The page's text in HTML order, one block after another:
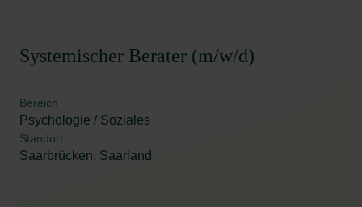
Unternehmen
Wissen
Systemischer Berater (m/w/d)
Bereich
Psychologie / Soziales
Standort
Saarbrücken, Saarland